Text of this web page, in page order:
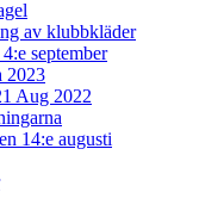
av klubbkläder
september
2023
Aug 2022
14:e augusti